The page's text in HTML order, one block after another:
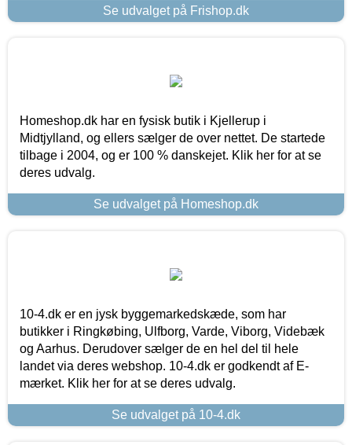
Se udvalget på Frishop.dk
Homeshop.dk har en fysisk butik i Kjellerup i
Midtjylland, og ellers sælger de over nettet. De startede
tilbage i 2004, og er 100 % danskejet. Klik her for at se
deres udvalg.
Se udvalget på Homeshop.dk
10-4.dk er en jysk byggemarkedskæde, som har
butikker i Ringkøbing, Ulfborg, Varde, Viborg, Videbæk
og Aarhus. Derudover sælger de en hel del til hele
landet via deres webshop. 10-4.dk er godkendt af E-
mærket. Klik her for at se deres udvalg.
Se udvalget på 10-4.dk